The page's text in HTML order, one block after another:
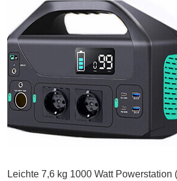
Leichte 7,6 kg 1000 Watt Powerstation